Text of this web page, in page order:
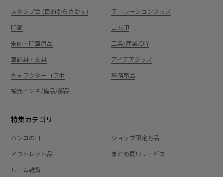
スタンプ台 (目的からさがす)
デコレーショングッズ
印鑑
ゴム印
朱肉・印章用品
工業/産業/DIY
筆記具・文具
アイデアグッズ
キャラクターコラボ
事務用品
補充インキ/備品/部品
特集カテゴリ
ハンコの日
ショップ限定商品
アウトレット品
まとめ買いサービス
ルーム雑貨